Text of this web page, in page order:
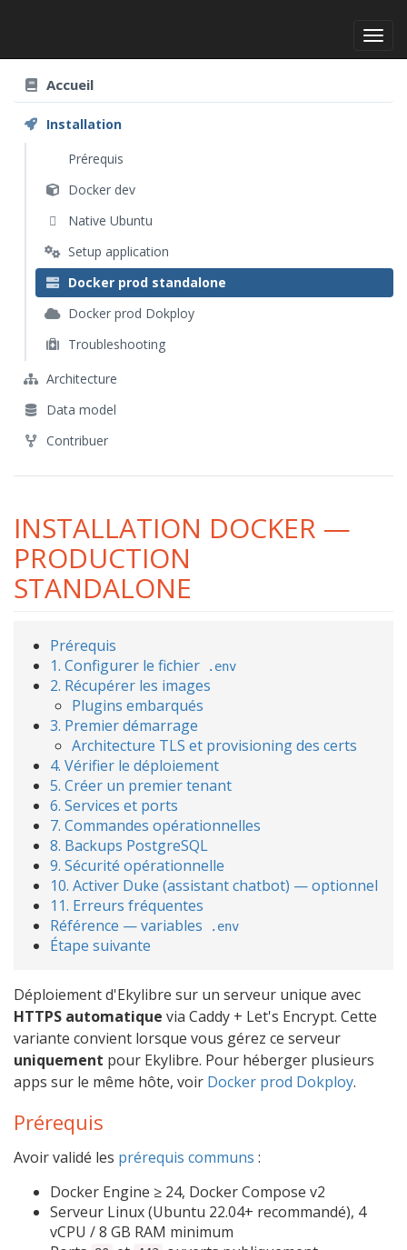
Accueil
Installation
Prérequis
Docker dev
Native Ubuntu
Setup application
Docker prod standalone
Docker prod Dokploy
Troubleshooting
Architecture
Data model
Contribuer
INSTALLATION DOCKER —
PRODUCTION
STANDALONE
Prérequis
1. Configurer le fichier
.env
2. Récupérer les images
Plugins embarqués
3. Premier démarrage
Architecture TLS et provisioning des certs
4. Vérifier le déploiement
5. Créer un premier tenant
6. Services et ports
7. Commandes opérationnelles
8. Backups PostgreSQL
9. Sécurité opérationnelle
10. Activer Duke (assistant chatbot) — optionnel
11. Erreurs fréquentes
Référence — variables
.env
Étape suivante
Déploiement d'Ekylibre sur un serveur unique avec
HTTPS automatique via Caddy + Let's Encrypt. Cette
variante convient lorsque vous gérez ce serveur
uniquement pour Ekylibre. Pour héberger plusieurs
apps sur le même hôte, voir Docker prod Dokploy.
Prérequis
Avoir validé les prérequis communs :
Docker Engine ≥ 24, Docker Compose v2
Serveur Linux (Ubuntu 22.04+ recommandé), 4
vCPU / 8 GB RAM minimum